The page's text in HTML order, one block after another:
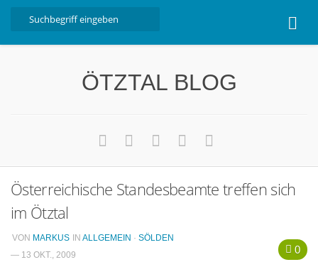
Nützliche Informationen
Free W-LAN Verzeichnis Ötztal
Kostenloser Bustransfer ins Gletscherskigebiet von
Impressum
ÖTZTAL BLOG
Österreichische Standesbeamte treffen sich
im Ötztal
0
VON MARKUS IN ALLGEMEIN · SÖLDEN
— 13 OKT., 2009